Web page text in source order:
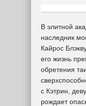
В элитной
наследник
Кайрос
его жизнь
обретения
с Кэтрин,
рождает